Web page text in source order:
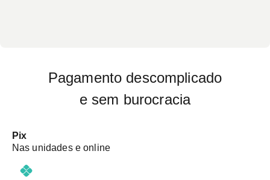
Pagamento descomplicado
e sem burocracia
Pix
Nas unidades e online